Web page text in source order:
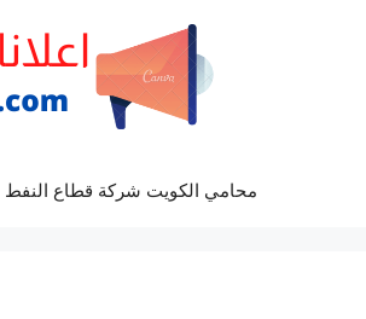
محامي الكويت شركة قطاع